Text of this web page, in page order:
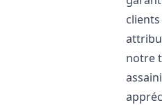
notre